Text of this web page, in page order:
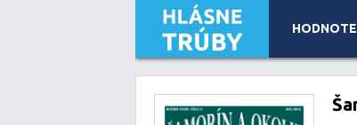
Leaflet| Map data ©OpenStreetMap